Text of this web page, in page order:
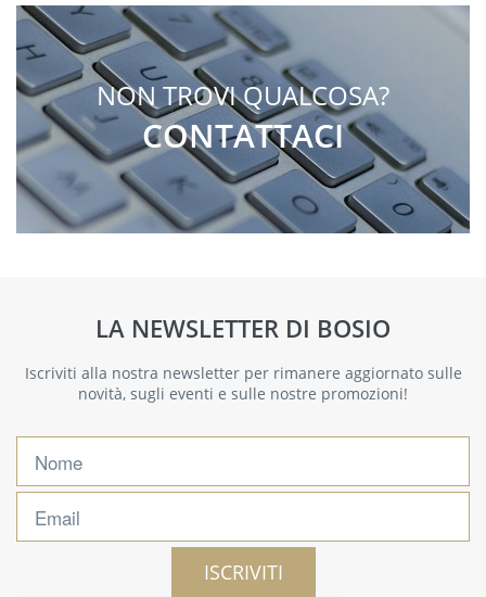
NON TROVI QUALCOSA?
CONTATTACI
LA NEWSLETTER DI BOSIO
Iscriviti alla nostra newsletter per rimanere aggiornato sulle
novità, sugli eventi e sulle nostre promozioni!
ISCRIVITI